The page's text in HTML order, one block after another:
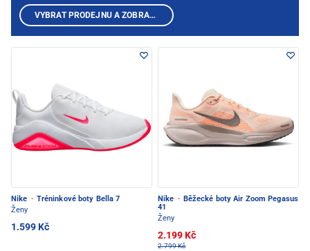
Nike · Tréninkové boty Bella 7
Ženy
1.599 Kč
Nike · Běžecké boty Air Zoom Pegasus
41
Ženy
2.199 Kč
2.799 Kč
VYBRAT PRODEJNU A ZOBRAZIT PRODUKTY